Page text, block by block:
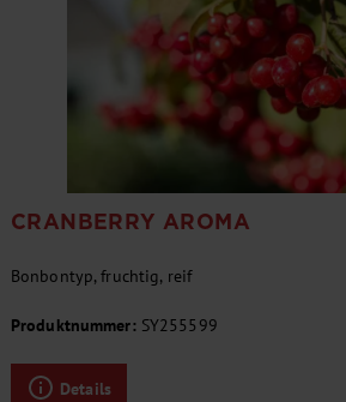
CRANBERRY AROMA
Bonbontyp, fruchtig, reif
Produktnummer: SY255599
Details